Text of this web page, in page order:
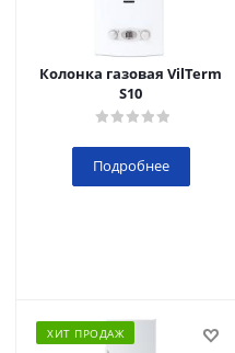
Колонка газовая VilTerm
S10
Подробнее
ХИТ ПРОДАЖ